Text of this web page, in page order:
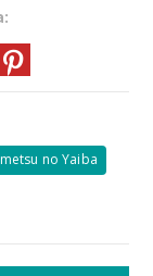
no Yaiba